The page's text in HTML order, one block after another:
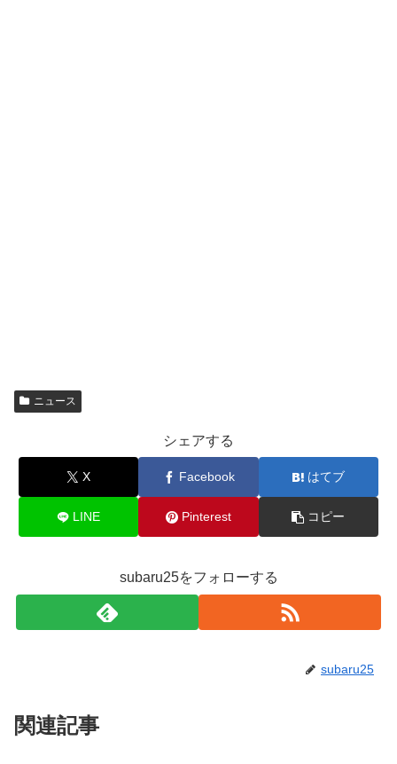
ニュース
シェアする
X Facebook はてブ
LINE Pinterest コピー
subaru25をフォローする
subaru25
関連記事